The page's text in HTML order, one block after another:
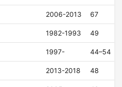
2006-2013 67
1982-1993 49
1997- 44–54
2013-2018 48